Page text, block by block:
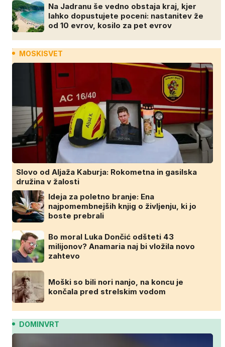
Na Jadranu še vedno obstaja kraj, kjer
lahko dopustujete poceni: nastanitev že
od 10 evrov, kosilo za pet evrov
MOSKISVET
Slovo od Aljaža Kaburja: Rokometna in gasilska
družina v žalosti
Ideja za poletno branje: Ena
najpomembnejših knjig o življenju, ki jo
boste prebrali
Bo moral Luka Dončić odšteti 43
milijonov? Anamaria naj bi vložila novo
zahtevo
Moški so bili nori nanjo, na koncu je
končala pred strelskim vodom
DOMINVRT